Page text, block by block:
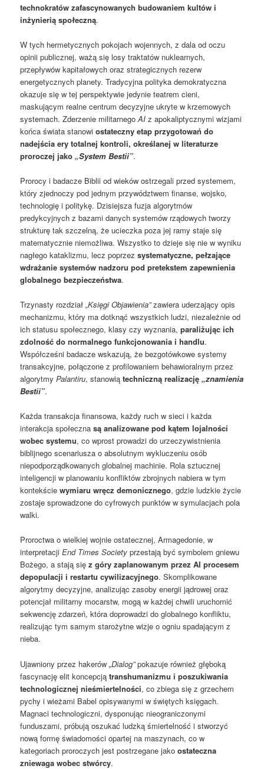
technokratów zafascynowanych budowaniem kultów i
inżynierią społeczną.
W tych hermetycznych pokojach wojennych, z dala od oczu
opinii publicznej, ważą się losy traktatów nuklearnych,
przepływów kapitałowych oraz strategicznych rezerw
energetycznych planety. Tradycyjna polityka demokratyczna
okazuje się w tej perspektywie jedynie teatrem cieni,
maskującym realne centrum decyzyjne ukryte w krzemowych
systemach. Zderzenie militarnegoAI z apokaliptycznymi wizjami
końca świata stanowiostateczny etap przygotowań do
nadejścia ery totalnej kontroli, określanej w literaturze
proroczej jako„System Bestii”.
Prorocy i badacze Biblii od wieków ostrzegali przed systemem,
który zjednoczy pod jednym przywództwem finanse, wojsko,
technologię i politykę. Dzisiejsza fuzja algorytmów
predykcyjnych z bazami danych systemów rządowych tworzy
strukturę tak szczelną, że ucieczka poza jej ramy staje się
matematycznie niemożliwa. Wszystko to dzieje się nie w wyniku
nagłego kataklizmu, lecz poprzez systematyczne, pełzające
wdrażanie systemów nadzoru pod pretekstem zapewnienia
globalnego bezpieczeństwa.
Trzynasty rozdział „Księgi Objawienia”zawiera uderzający opis
mechanizmu, który ma dotknąć wszystkich ludzi, niezależnie od
ich statusu społecznego, klasy czy wyznania,paraliżując ich
zdolność do normalnego funkcjonowania i handlu.
Współcześni badacze wskazują, że bezgotówkowe systemy
transakcyjne, połączone z profilowaniem behawioralnym przez
algorytmyPalantiru, stanowiątechniczną realizację„znamienia
Bestii”.
Każda transakcja finansowa, każdy ruch w sieci i każda
interakcja społecznasą analizowane pod kątem lojalności
wobec systemu, co wprost prowadzi do urzeczywistnienia
biblijnego scenariusza o absolutnym wykluczeniu osób
niepodporządkowanych globalnej machinie. Rola sztucznej
inteligencji w planowaniu konfliktów zbrojnych nabiera w tym
kontekściewymiaru wręcz demonicznego, gdzie ludzkie życie
zostaje sprowadzone do cyfrowych punktów w symulacjach pola
walki.
Proroctwa o wielkiej wojnie ostatecznej, Armagedonie, w
interpretacji End Times Society przestają być symbolem gniewu
Bożego, a stają sięz góry zaplanowanym przez AI procesem
depopulacji i restartu cywilizacyjnego. Skomplikowane
algorytmy decyzyjne, analizując zasoby energii jądrowej oraz
potencjał militarny mocarstw, mogą w każdej chwili uruchomić
sekwencję zdarzeń, która doprowadzi do globalnego konfliktu,
realizując tym samym starożytne wizje o ogniu spadającym z
nieba.
Ujawniony przez hakerów„Dialog”pokazuje również głęboką
fascynację elit koncepcjątranshumanizmu i poszukiwania
technologicznej nieśmiertelności, co zbiega się z grzechem
pychy i wieżami Babel opisywanymi w świętych księgach.
Magnaci technologiczni, dysponując nieograniczonymi
funduszami, próbują oszukać ludzką śmiertelność i stworzyć
nową formę świadomości opartej na maszynach, co w
kategoriach proroczych jest postrzegane jakoostateczna
zniewaga wobec stwórcy.